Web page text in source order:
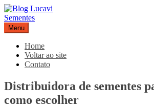
Pular
para
conteúdo
Blog Lucavi Sementes
Menu
Home
Voltar ao site
Contato
Distribuidora de sementes
como escolher